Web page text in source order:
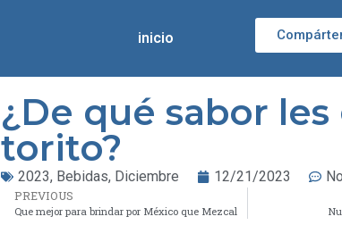
inicio
¿De qué sabor les
torito?
2023, Bebidas, Diciembre 12/21/2023
PREVIOUS
Que mejor para brindar por México que Mezcal